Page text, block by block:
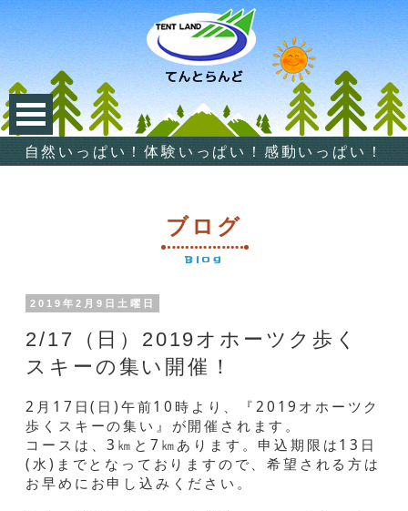
自然いっぱい！体験いっぱい！感動いっぱい！
ブログ
Blog
2019年2月9日土曜日
2/17（日）2019オホーツク歩く
スキーの集い開催！
2月17日(日)午前10時より、『2019オホーツク
歩くスキーの集い』が開催されます。
コースは、3㎞と7㎞あります。申込期限は13日
(水)までとなっておりますので、希望される方は
お早めにお申し込みください。